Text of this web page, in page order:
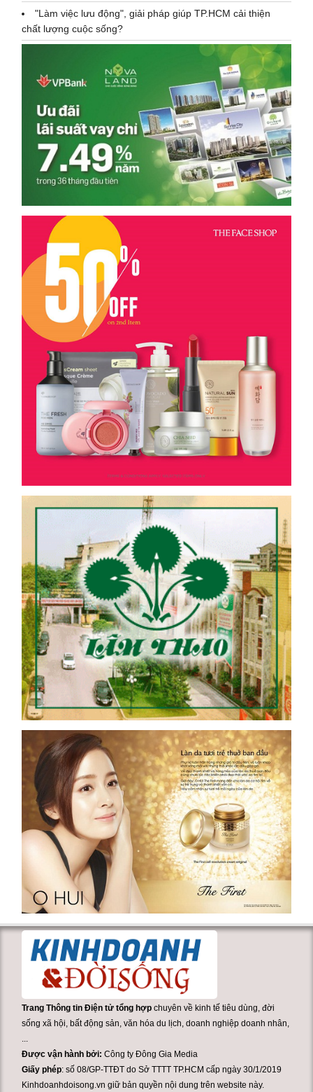
"Làm việc lưu động", giải pháp giúp TP.HCM cải thiện
chất lượng cuộc sống?
Trang Thông tin Điện tử tổng hợp chuyên về kinh tế tiêu dùng, đời
sống xã hội, bất động sản, văn hóa du lịch, doanh nghiệp doanh nhân,
...
Được vận hành bởi:Công ty Đông Gia Media
Giấy phép: số 08/GP-TTĐT do Sở TTTT TP.HCM cấp ngày 30/1/2019
Kinhdoanhdoisong.vn giữ bản quyền nội dung trên website này.